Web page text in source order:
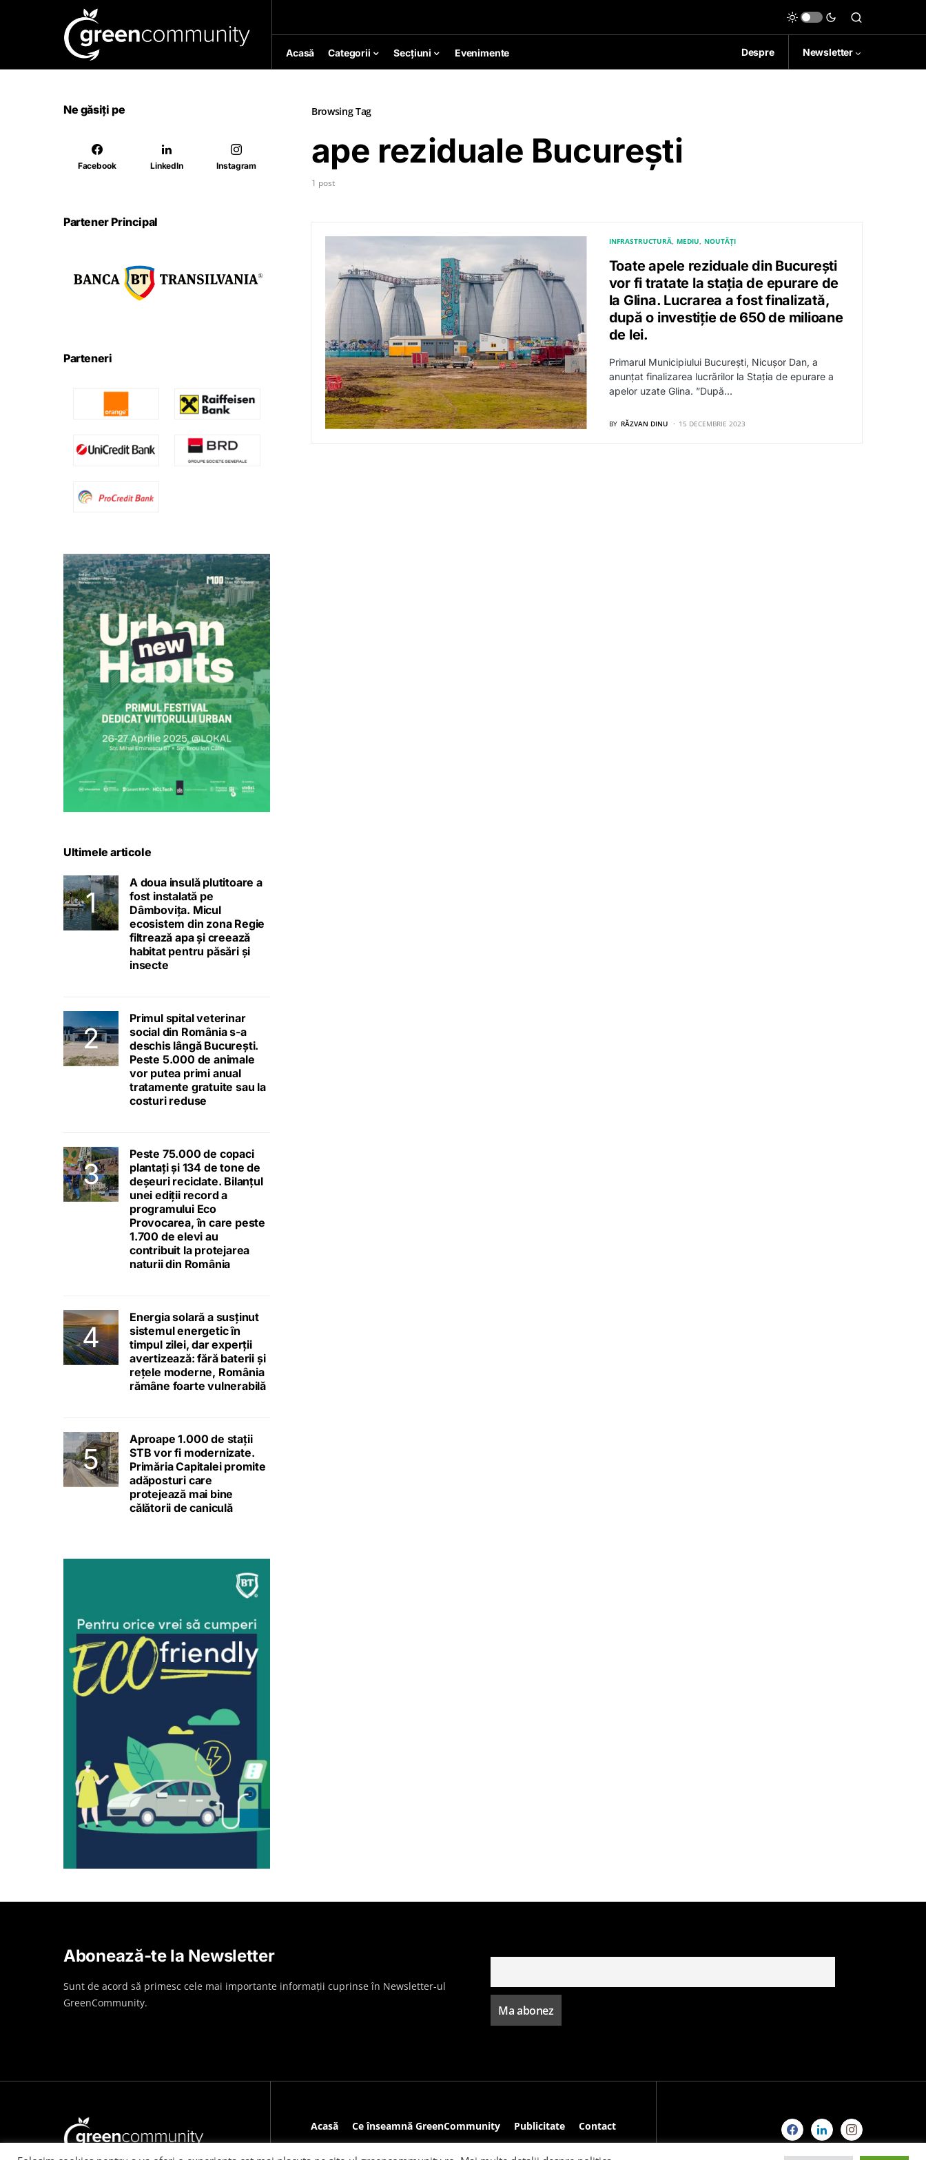
Acasă Categorii Secțiuni Evenimente Despre Newsletter
Browsing Tag
ape reziduale București
1 post
INFRASTRUCTURĂ MEDIU NOUTĂȚI
Toate apele reziduale din București
vor fi tratate la stația de epurare de
la Glina. Lucrarea a fost finalizată,
după o investiție de 650 de milioane
de lei.
Primarul Municipiului București, Nicușor Dan, a
anunțat finalizarea lucrărilor la Stația de epurare a
apelor uzate Glina. ”După…
BY RĂZVAN DINU 15 DECEMBRIE 2023
Ne găsiți pe
Facebook LinkedIn Instagram
Partener Principal
Parteneri
Ultimele articole
A doua insulă plutitoare a
fost instalată pe
Dâmbovița. Micul
ecosistem din zona Regie
filtrează apa și creează
habitat pentru păsări și
insecte
Primul spital veterinar
social din România s-a
deschis lângă București.
Peste 5.000 de animale
vor putea primi anual
tratamente gratuite sau la
costuri reduse
Peste 75.000 de copaci
plantați și 134 de tone de
deșeuri reciclate. Bilanțul
unei ediții record a
programului Eco
Provocarea, în care peste
1.700 de elevi au
contribuit la protejarea
naturii din România
Energia solară a susținut
sistemul energetic în
timpul zilei, dar experții
avertizează: fără baterii și
rețele moderne, România
rămâne foarte vulnerabilă
Aproape 1.000 de stații
STB vor fi modernizate.
Primăria Capitalei promite
adăposturi care
protejează mai bine
călătorii de caniculă
Abonează-te la Newsletter
Sunt de acord să primesc cele mai importante informații cuprinse în Newsletter-ul
GreenCommunity.
Acasă Ce înseamnă GreenCommunity Publicitate Contact